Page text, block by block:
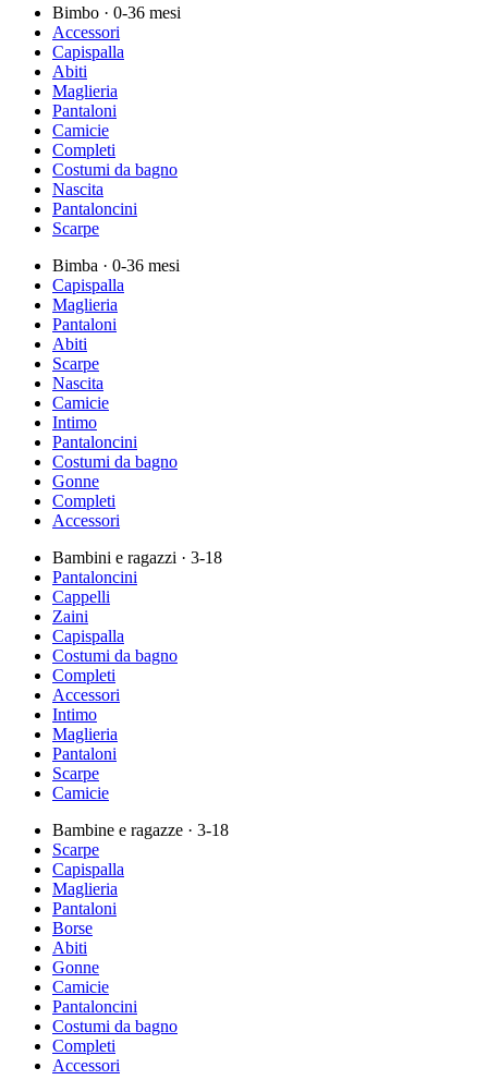
Bimbo · 0-36 mesi
Accessori
Capispalla
Abiti
Maglieria
Pantaloni
Camicie
Completi
Costumi da bagno
Nascita
Pantaloncini
Scarpe
Bimba · 0-36 mesi
Capispalla
Maglieria
Pantaloni
Abiti
Scarpe
Nascita
Camicie
Intimo
Pantaloncini
Costumi da bagno
Gonne
Completi
Accessori
Bambini e ragazzi · 3-18
Pantaloncini
Cappelli
Zaini
Capispalla
Costumi da bagno
Completi
Accessori
Intimo
Maglieria
Pantaloni
Scarpe
Camicie
Bambine e ragazze · 3-18
Scarpe
Capispalla
Maglieria
Pantaloni
Borse
Abiti
Gonne
Camicie
Pantaloncini
Costumi da bagno
Completi
Accessori